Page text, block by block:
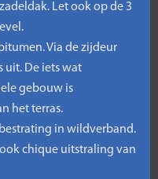
Let ook op de 3
Via de zijdeur
uit. De iets wat
gebouw is
het terras.
in wildverband.
chique uitstraling van